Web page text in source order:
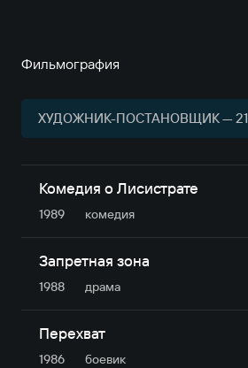
Фильмография
ХУДОЖНИК-ПОСТАНОВЩИК — 21
Комедия о Лисистрате
1989 комедия
Запретная зона
1988 драма
Перехват
1986 боевик